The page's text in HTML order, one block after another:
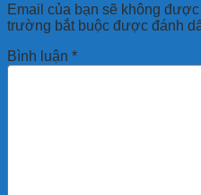
Email của bạn sẽ không
trường bắt buộc được đánh
Bình luận *